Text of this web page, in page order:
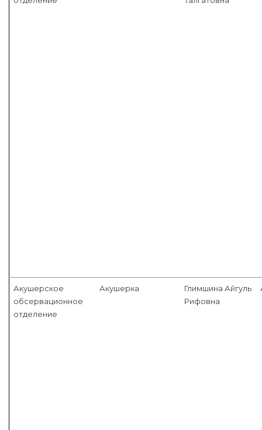
Акушерское
обсервационное
отделение
Акушерка
Глимшина Айгуль
Рифовна